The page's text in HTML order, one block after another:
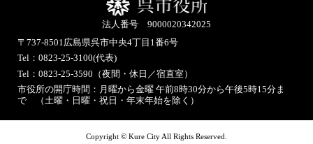
法人番号 9000020342025
〒737-8501広島県呉市中央4丁目1番6号
Tel：0823-25-3100(代表)
Tel：0823-25-3590（夜間・休日／宿直室）
市役所の開庁時間：月曜から金曜 午前8時30分から午後5時15分ま
で （土曜・日曜・祝日・年末年始を除く）
Copyright © Kure City All Rights Reserved.